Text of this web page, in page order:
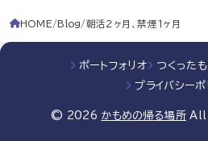
HOME Blog 朝活２ヶ月、禁煙１ヶ月
ポートフォリオ つくった
プライバシーポ
© 2026 かもめの帰る場所 All